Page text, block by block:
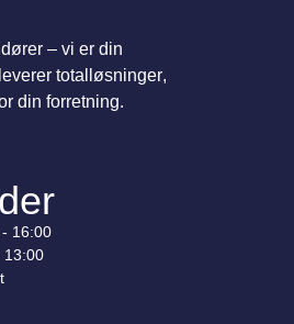
– vi er din
totalløsninger,
din forretning.
16:00
13:00